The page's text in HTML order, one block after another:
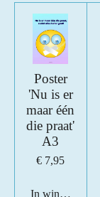
Poster
'Nu is er
maar één
die praat'
A3
€ 7,95
In winkelwagen